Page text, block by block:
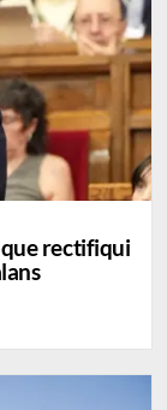
rectifiqui